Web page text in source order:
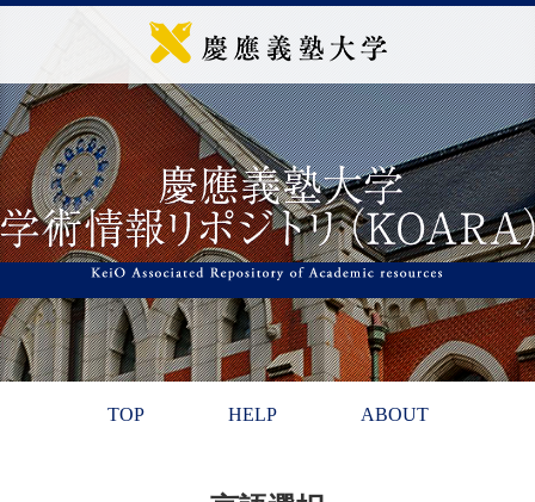
TOP HELP ABOUT